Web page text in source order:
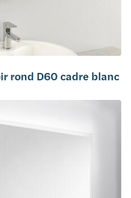
rond D60 cadre blanc